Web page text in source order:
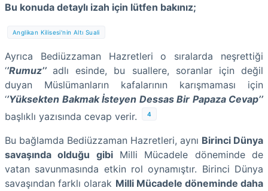
Bu konuda detaylı izah için lütfen bakınız;
Anglikan Kilisesi'nin Altı Suali
Ayrıca Bediüzzaman Hazretleri o sıralarda neşrettiği
‘’Rumuz’’adlı esinde, bu suallere, soranlar için değil
duyan Müslümanların kafalarının karışmaması için
‘’Yüksekten Bakmak İsteyen Dessas Bir Papaza Cevap’’
başlıklı yazısında cevap verir.
4
Bu bağlamda Bediüzzaman Hazretleri, aynı Birinci Dünya
savaşında olduğu gibiMilli Mücadele döneminde de
vatan savunmasında etkin rol oynamıştır. Birinci Dünya
savaşından farklı olarak Milli Mücadele döneminde daha